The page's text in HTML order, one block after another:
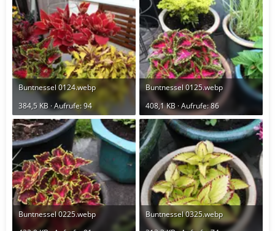
Buntnessel 0124.webp
384,5 KB · Aufrufe: 94
Buntnessel 0125.webp
408,1 KB · Aufrufe: 86
Buntnessel 0225.webp
Buntnessel 0325.webp